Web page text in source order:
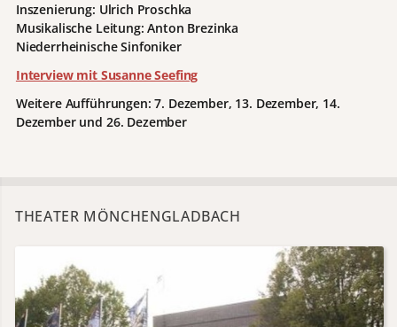
Inszenierung: Ulrich Proschka
Musikalische Leitung: Anton Brezinka
Niederrheinische Sinfoniker
Interview mit Susanne Seefing
Weitere Aufführungen: 7. Dezember, 13. Dezember, 14.
Dezember und 26. Dezember
THEATER MÖNCHENGLADBACH